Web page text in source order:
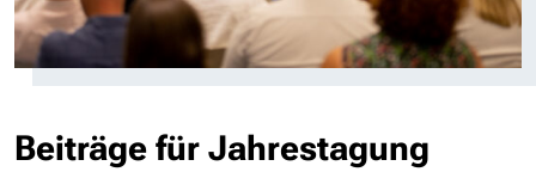
Beiträge für Jahrestagung